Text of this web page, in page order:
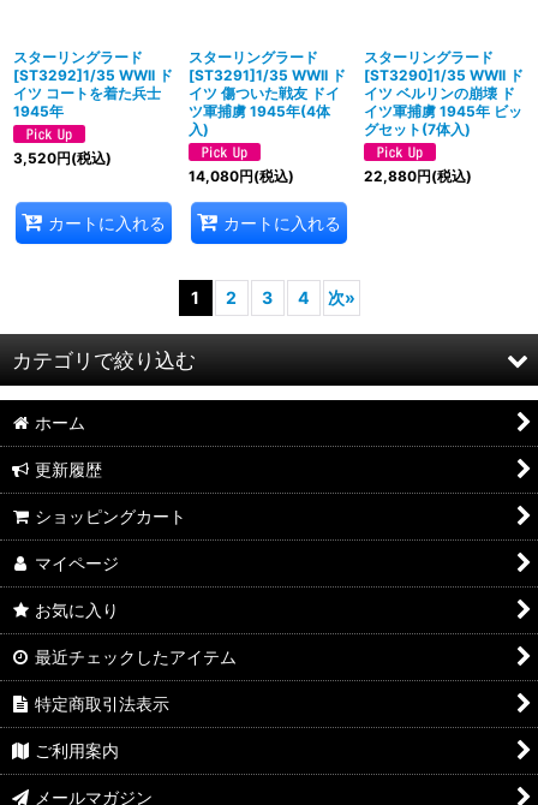
スターリングラード
[ST3292]1/35 WWII ド
イツ コートを着た兵士
1945年
3,520円(税込)
カートに入れる
スターリングラード
[ST3291]1/35 WWII ド
イツ 傷ついた戦友 ドイ
ツ軍捕虜 1945年(4体
入)
14,080円(税込)
カートに入れる
スターリングラード
[ST3290]1/35 WWII ド
イツ ベルリンの崩壊 ド
イツ軍捕虜 1945年 ビッ
グセット(7体入)
22,880円(税込)
1 2 3 4 次»
カテゴリで絞り込む
ご予約受付中
ご予約終了アイテム
Passion Models
MJ Miniatures(3D)
彩葉(M.S Models情景素材）
SHK PRODUCTS
ホーム
更新履歴
ショッピングカート
マイページ
お気に入り
最近チェックしたアイテム
特定商取引法表示
ご利用案内
メールマガジン